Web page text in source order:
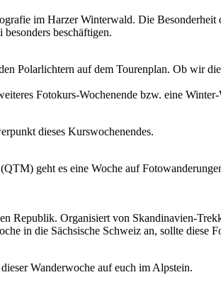
im Harzer Winterwald. Die
beschäftigen.
Polarlichtern auf dem Tourenplan. Ob wir
Fotokurs-Wochenende bzw. eine
dieses Kurswochenendes.
geht es eine Woche auf
Republik. Organisiert von Skandinavien-
in die Sächsische Schweiz an, sollte diese
Wanderwoche auf euch im Alpstein.